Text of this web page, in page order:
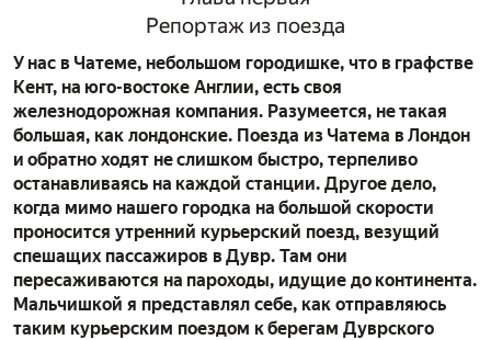
Репортаж из поезда
У нас в Чатеме, небольшом городишке, что в графстве
Кент, на юго-востоке Англии, есть своя
железнодорожная компания. Разумеется, не такая
большая, как лондонские. Поезда из Чатема в Лондон
и обратно ходят не слишком быстро, терпеливо
останавливаясь на каждой станции. Другое дело,
когда мимо нашего городка на большой скорости
проносится утренний курьерский поезд, везущий
спешащих пассажиров в Дувр. Там они
пересаживаются на пароходы, идущие до континента.
Мальчишкой я представлял себе, как отправляюсь
таким курьерским поездом к берегам Дуврского